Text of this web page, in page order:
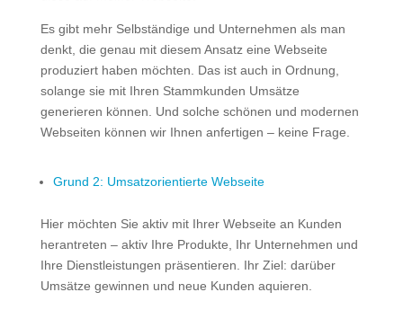
Es gibt mehr Selbständige und Unternehmen als man
denkt, die genau mit diesem Ansatz eine Webseite
produziert haben möchten. Das ist auch in Ordnung,
solange sie mit Ihren Stammkunden Umsätze
generieren können. Und solche schönen und modernen
Webseiten können wir Ihnen anfertigen – keine Frage.
Grund 2: Umsatzorientierte Webseite
Hier möchten Sie aktiv mit Ihrer Webseite an Kunden
herantreten – aktiv Ihre Produkte, Ihr Unternehmen und
Ihre Dienstleistungen präsentieren. Ihr Ziel: darüber
Umsätze gewinnen und neue Kunden aquieren.